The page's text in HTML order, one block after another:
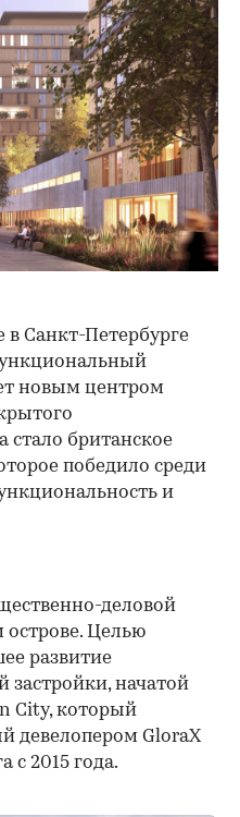
в Санкт-Петербурге
новым центром
стало британское
победило среди
и
деловой
острове. Целью
развитие
застройки, начатой
City, который
девелопером GloraX
с 2015 года.